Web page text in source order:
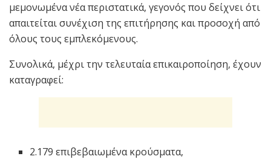
μεμονωμένα νέα περιστατικά, γεγονός που δείχνει ότι
απαιτείται συνέχιση της επιτήρησης και προσοχή από
όλους τους εμπλεκόμενους.
Συνολικά, μέχρι την τελευταία επικαιροποίηση, έχουν
καταγραφεί:
2.179 επιβεβαιωμένα κρούσματα,